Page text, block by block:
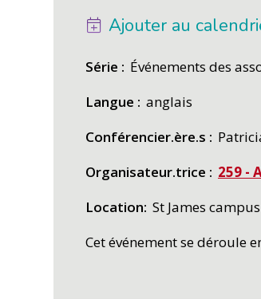
Ajouter au
Série
Événements des
Langue
anglais
Conférencier.ère.s
Organisateur.trice
259 -
Location St James campus
Cet événement se déroule